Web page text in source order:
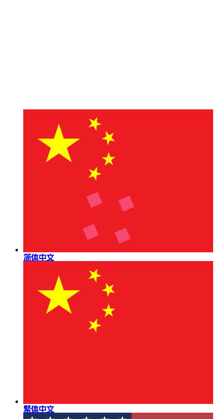
简体中文
繁体中文